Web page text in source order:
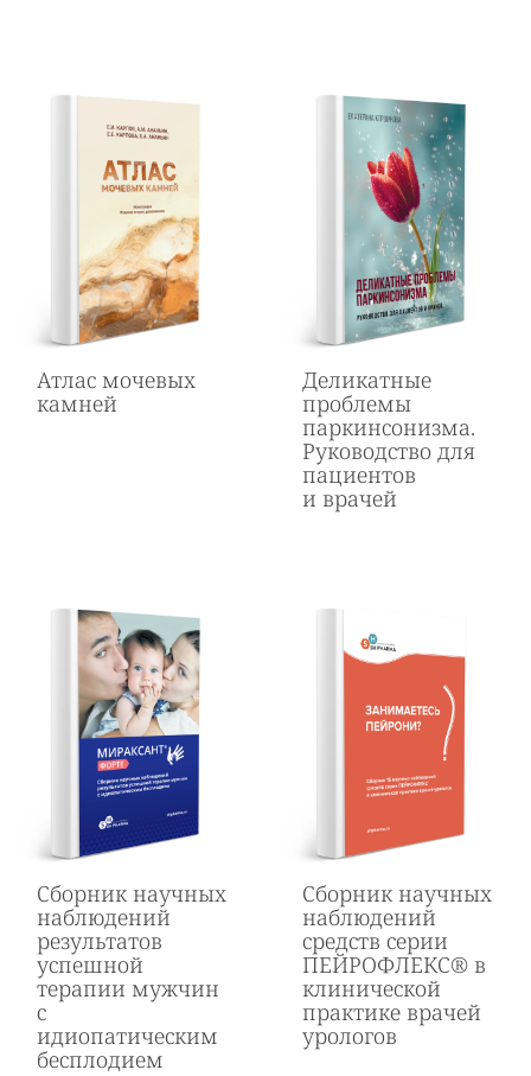
Атлас мочевых
камней
Деликатные
проблемы
паркинсонизма.
Руководство для
пациентов
и врачей
Сборник научных
наблюдений
результатов
успешной
терапии мужчин
с
идиопатическим
бесплодием
Cборник научных
наблюдений
средств серии
ПЕЙРОФЛЕКС® в
клинической
практике врачей
урологов